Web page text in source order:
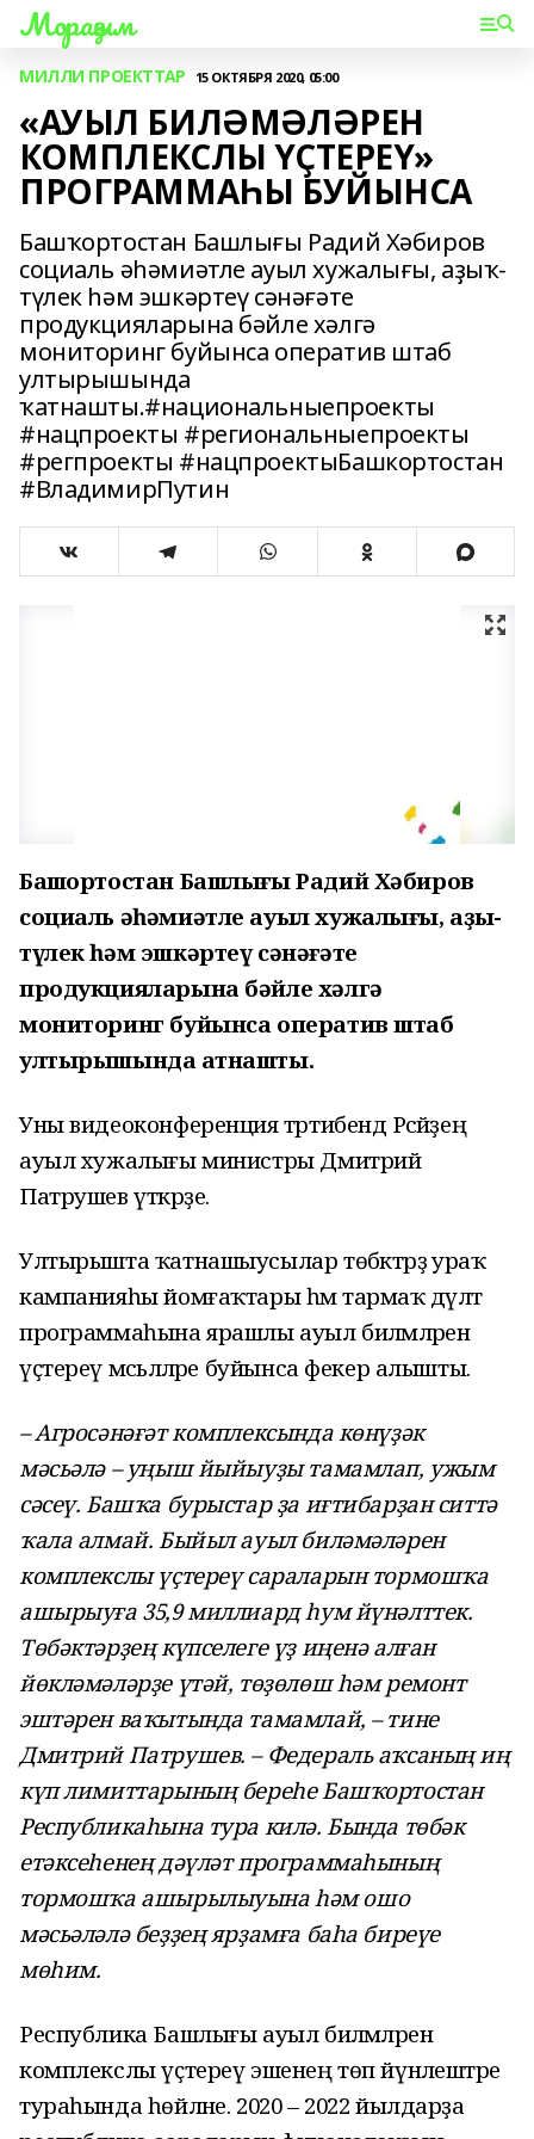
Мораҙым
МИЛЛИ ПРОЕКТТАР 15 ОКТЯБРЯ 2020, 05:00
«АУЫЛ БИЛӘМӘЛӘРЕН
КОМПЛЕКСЛЫ ҮҪТЕРЕҮ»
ПРОГРАММАҺЫ БУЙЫНСА
Башҡортостан Башлығы Радий Хәбиров
социаль әһәмиәтле ауыл хужалығы, аҙыҡ-
түлек һәм эшкәртеү сәнәғәте
продукцияларына бәйле хәлгә
мониторинг буйынса оператив штаб
ултырышында
ҡатнашты.#национальныепроекты
#нацпроекты #региональныепроекты
#регпроекты #нацпроектыБашкортостан
#ВладимирПутин
Башҡортостан Башлығы Радий Хәбиров
социаль әһәмиәтле ауыл хужалығы, аҙыҡ-
түлек һәм эшкәртеү сәнәғәте
продукцияларына бәйле хәлгә
мониторинг буйынса оператив штаб
ултырышында ҡатнашты.
Уны видеоконференция тәртибендә Рәсәйҙең
ауыл хужалығы министры Дмитрий
Патрушев үткәрҙе.
Ултырышта ҡатнашыусылар төбәктәрҙә ураҡ
кампанияһы йомғаҡтары һәм тармаҡ дәүләт
программаһына ярашлы ауыл биләмәләрен
үҫтереү мәсьәләләре буйынса фекер алышты.
– Агросәнәғәт комплексында көнүҙәк
мәсьәлә – уңыш йыйыуҙы тамамлап, ужым
сәсеү. Башҡа бурыстар ҙа иғтибарҙан ситтә
ҡала алмай. Быйыл ауыл биләмәләрен
комплекслы үҫтереү сараларын тормошҡа
ашырыуға 35,9 миллиард һум йүнәлттек.
Төбәктәрҙең күпселеге үҙ иңенә алған
йөкләмәләрҙе үтәй, төҙөлөш һәм ремонт
эштәрен ваҡытында тамамлай, – тине
Дмитрий Патрушев. – Федераль аҡсаның иң
күп лимиттарының береһе Башҡортостан
Республикаһына тура килә. Бында төбәк
етәксеһенең дәүләт программаһының
тормошҡа ашырылыуына һәм ошо
мәсьәләлә беҙҙең ярҙамға баһа биреүе
мөһим.
Республика Башлығы ауыл биләмәләрен
комплекслы үҫтереү эшенең төп йүнәлештәре
тураһында һөйләне. 2020 – 2022 йылдарҙа